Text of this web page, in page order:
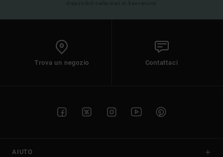
disponibili nella mail di benvenuto
Trova un negozio Contattaci
AIUTO